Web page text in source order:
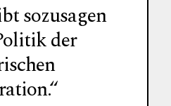
sozusagen
der